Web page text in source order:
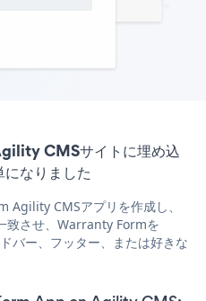
CMSサイトに埋め込
なりました
Agility CMSアプリを作成し、
致させ、Warranty Formを
バー、フッター、または好きな